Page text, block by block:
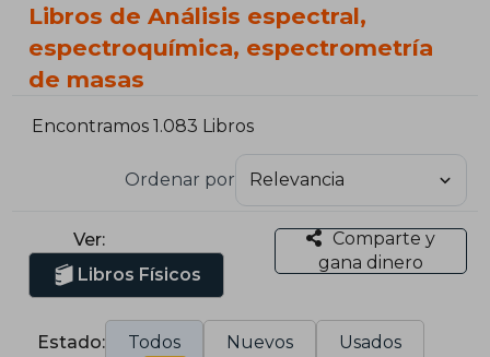
Libros de Análisis espectral,
espectroquímica, espectrometría
de masas
Encontramos 1.083 Libros
Ordenar por
Ver:
Libros Físicos
Comparte y
gana dinero
Estado: Todos Nuevos Usados